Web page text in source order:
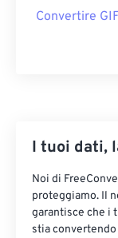
Convertire
I tuoi dati,
Noi di
proteggiamo. Il
garantisce che i
stia